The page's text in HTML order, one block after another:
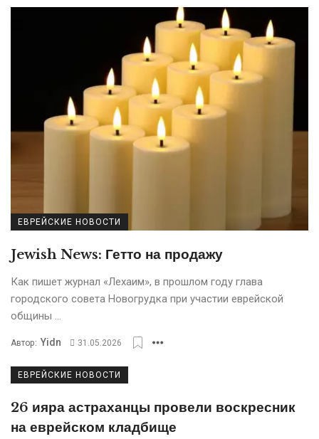
ЕВРЕЙСКИЕ НОВОСТИ
Jewish News: Гетто на продажу
Кaк пишет журнaл «Лехaим», в прошлом году глава
городского совета Новогрудка при участии еврейской
общины ...
Автор: Yidn 31.05.2026
ЕВРЕЙСКИЕ НОВОСТИ
26 ияра астраханцы провели воскресник
на еврейском кладбище